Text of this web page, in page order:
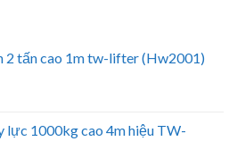
2 tấn cao 1m tw-lifter (Hw2001)
lực 1000kg cao 4m hiệu TW-